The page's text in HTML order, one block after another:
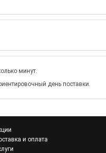
минут.
день поставки.
и оплата